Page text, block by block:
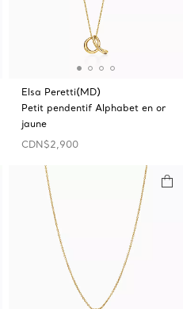
Elsa Peretti(MD)
Petit pendentif Alphabet en or
jaune
CDN$2,900